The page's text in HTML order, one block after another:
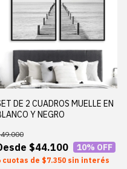
DE 2 CUADROS MUELLE EN
Y NEGRO
$44.100 10% OFF
$7.350 sin interés